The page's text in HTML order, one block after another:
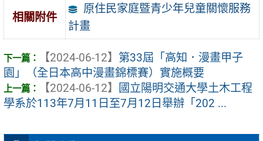
相關附件
原住民家庭暨青少年兒童關懷服務
計畫
【2024-06-12】 第33屆「高知．漫畫甲子
園」（全日本高中漫畫錦標賽）實施概要
【2024-06-12】
國立陽明交通大學土木工程
學系於113年7月11日至7月12日舉辦「202 ...